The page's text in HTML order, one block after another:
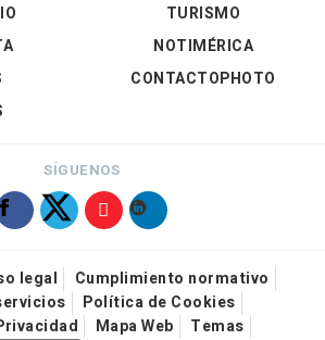
TURISMO
NOTIMÉRICA
CONTACTOPHOTO
SÍGUENOS
legal
Cumplimiento normativo
Política de Cookies
Mapa Web Temas